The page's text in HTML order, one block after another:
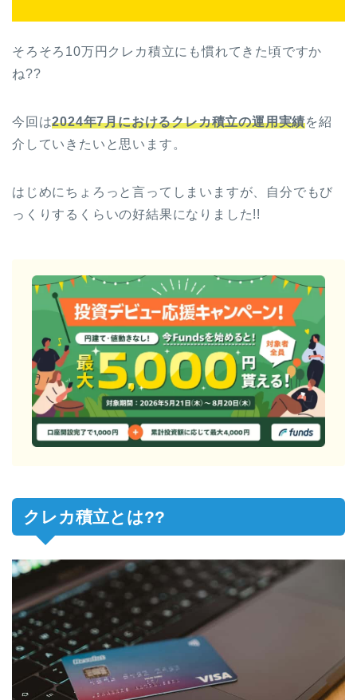
そろそろ10万円クレカ積立にも慣れてきた頃ですか
ね??
今回は2024年7月におけるクレカ積立の運用実績を紹
介していきたいと思います。
はじめにちょろっと言ってしまいますが、自分でもび
っくりするくらいの好結果になりました!!
クレカ積立とは??